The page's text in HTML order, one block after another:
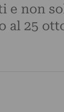
non
al 25